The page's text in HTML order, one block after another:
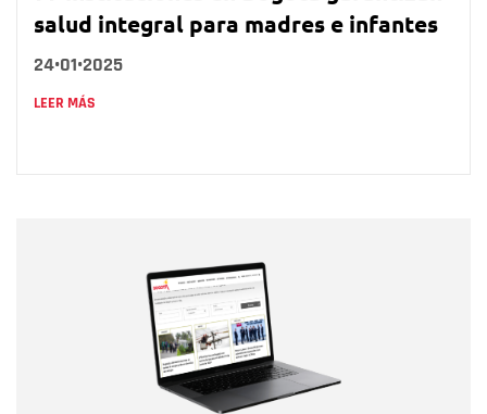
salud integral para madres e infantes
24•01•2025
LEER MÁS
Correo electrónico
Tipo de comentario